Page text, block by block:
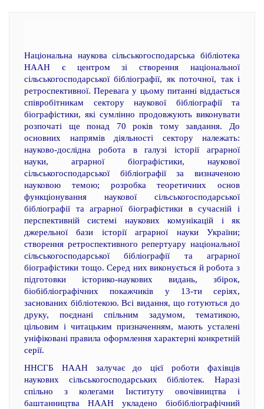
Національна наукова сільськогосподарська бібліотека
НААН є центром зі створення національної
сільськогосподарської бібліографії, як поточної, так і
ретроспективної. Перевага у цьому питанні віддається
співробітникам сектору наукової бібліографії та
біографістики, які сумлінно продовжують виконувати
розпочаті ще понад 70 років тому завдання. До
основних напрямів діяльності сектору належать:
науково-дослідна робота в галузі історії аграрної
науки, аграрної біографістики, наукової
сільськогосподарської бібліографії за визначеною
науковою темою; розробка теоретичних основ
функціонування наукової сільськогосподарської
бібліографії та аграрної біографістики в сучасній і
перспективній системі наукових комунікацій і як
джерельної бази історії аграрної науки України;
створення ретроспективного репертуару національної
сільськогосподарської бібліографії та аграрної
біографістики тощо. Серед них виконується й робота з
підготовки історико-наукових видань, збірок,
біобібліографічних покажчиків у 13-ти серіях,
заснованих бібліотекою. Всі видання, що готуються до
друку, поєднані спільним задумом, тематикою,
цільовим і читацьким призначенням, мають усталені
уніфіковані правила оформлення характерні конкретній
серії.
ННСГБ НААН залучає до цієї роботи фахівців
наукових сільськогосподарських бібліотек. Наразі
спільно з колегами Інституту овочівництва і
баштанництва НААН укладено біобібліографічний